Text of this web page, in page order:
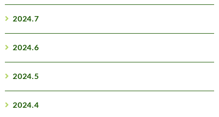
2024.7
2024.6
2024.5
2024.4